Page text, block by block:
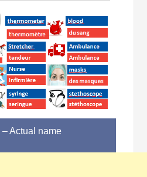
– Actual name